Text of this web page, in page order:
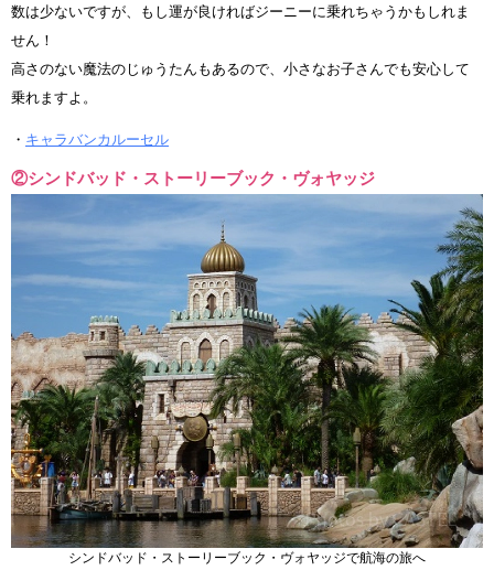
数は少ないですが、もし運が良ければジーニーに乗れちゃうかもしれま
せん！
高さのない魔法のじゅうたんもあるので、小さなお子さんでも安心して
乗れますよ。
・ キャラバンカルーセル
②シンドバッド・ストーリーブック・ヴォヤッジ
シンドバッド・ストーリーブック・ヴォヤッジで航海の旅へ